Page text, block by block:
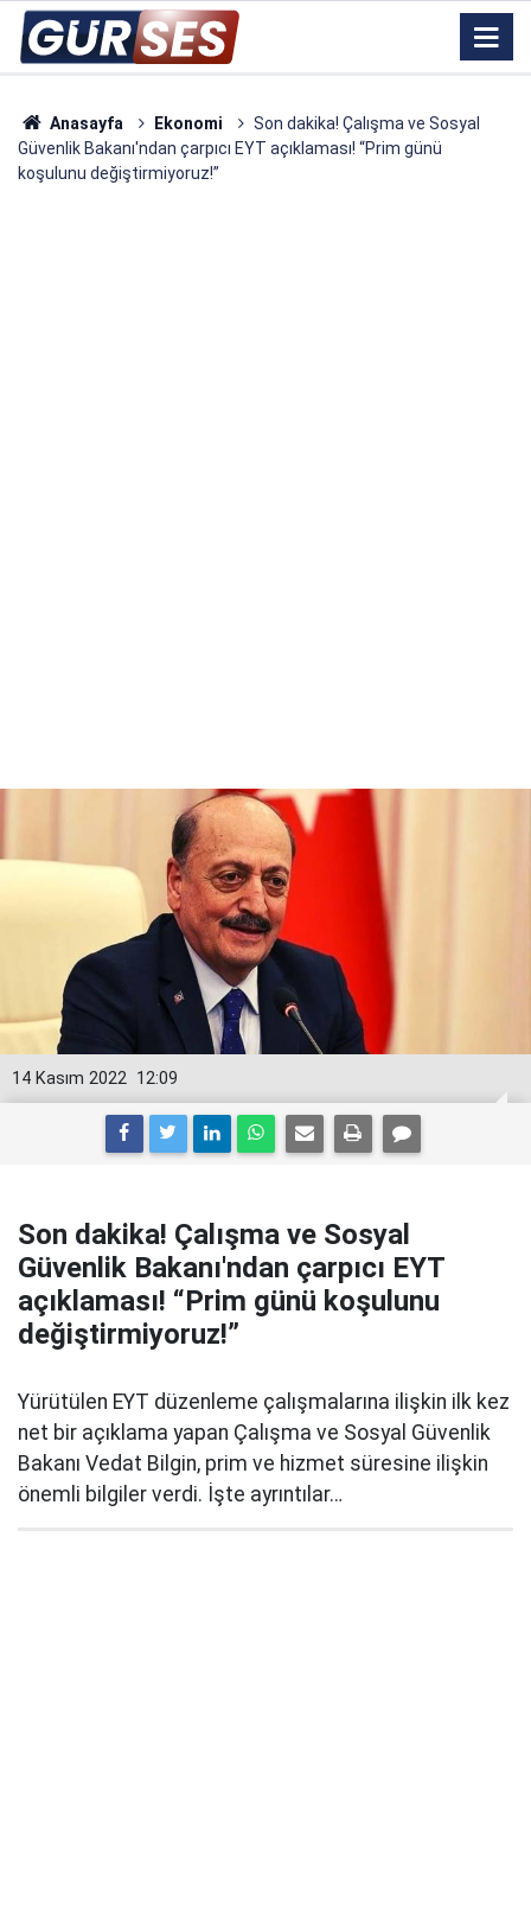
Anasayfa Ekonomi
Son dakika! Çalışma ve Sosyal
Güvenlik Bakanı'ndan çarpıcı EYT açıklaması! “Prim günü
koşulunu değiştirmiyoruz!”
12:09
14 Kasım 2022
Son dakika! Çalışma ve Sosyal
Güvenlik Bakanı'ndan çarpıcı EYT
açıklaması! “Prim günü koşulunu
değiştirmiyoruz!”
Yürütülen EYT düzenleme çalışmalarına ilişkin ilk kez
net bir açıklama yapan Çalışma ve Sosyal Güvenlik
Bakanı Vedat Bilgin, prim ve hizmet süresine ilişkin
önemli bilgiler verdi. İşte ayrıntılar…